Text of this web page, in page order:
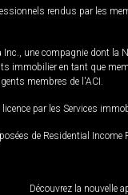
rendus par les
une compagnie dont
immobilier en tant que
membres de l'ACI.
par les Services
de Residential
Découvrez la nouvelle